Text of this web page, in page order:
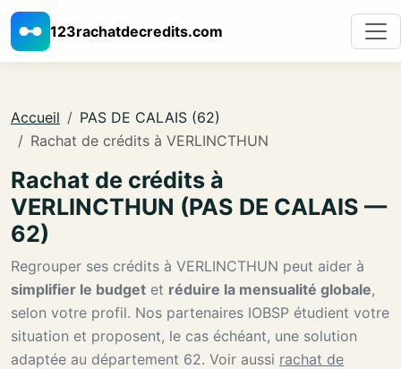
123rachatdecredits.com
Accueil
PAS DE CALAIS (62)
Rachat de crédits à VERLINCTHUN
Rachat de crédits à
VERLINCTHUN (PAS DE CALAIS —
62)
Regrouper ses crédits à VERLINCTHUN peut aider à
simplifier le budget et réduire la mensualité globale,
selon votre profil. Nos partenaires IOBSP étudient votre
situation et proposent, le cas échéant, une solution
adaptée au département 62. Voir aussi rachat de